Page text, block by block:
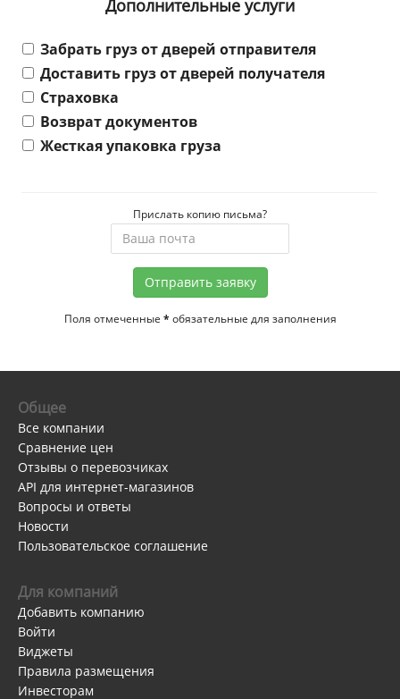
Дополнительные услуги
Забрать груз от дверей отправителя
Доставить груз от дверей получателя
Страховка
Возврат документов
Жесткая упаковка груза
Прислать копию письма?
Отправить заявку
Поля отмеченные * обязательные для заполнения
Общее
Все компании
Сравнение цен
Отзывы о перевозчиках
API для интернет-магазинов
Вопросы и ответы
Новости
Пользовательское соглашение
Для компаний
Добавить компанию
Войти
Виджеты
Правила размещения
Инвесторам